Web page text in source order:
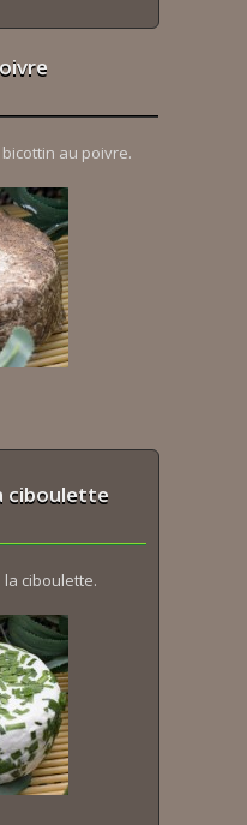
au poivre.
ciboulette
ciboulette.